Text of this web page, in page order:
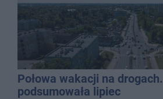
Połowa wakacji na
podsumowała lipiec